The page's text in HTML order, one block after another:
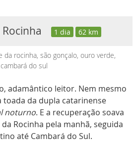
1 dia 62 km
da rocinha, são gonçalo, ouro verde,
cambará do sul
adamântico leitor. Nem mesmo
toada da dupla catarinense
noturno. E a recuperação soava
Rocinha pela manhã, seguida
até Cambará do Sul.